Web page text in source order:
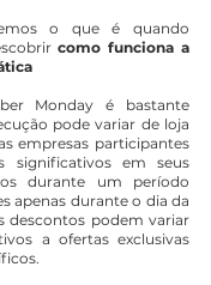
o que é quando
como funciona a
Monday é bastante
pode variar de loja
empresas participantes
significativos em seus
durante um período
apenas durante o dia da
descontos podem variar
a ofertas exclusivas